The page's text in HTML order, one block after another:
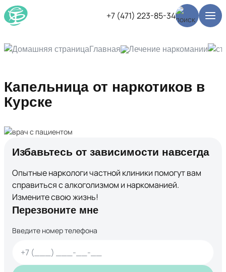
+7 (471) 223-85-34
Главная Лечение наркомании
Капельница от наркотиков в
Курске
Избавьтесь от зависимости навсегда
Опытные наркологи частной клиники помогут вам
справиться с алкоголизмом и наркоманией.
Измените свою жизнь!
Перезвоните мне
Введите номер телефона